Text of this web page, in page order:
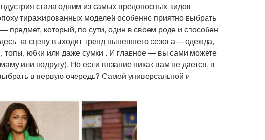
стала одним из самых вредоносных видов
тиражированных моделей особенно приятно выбрать
предмет, который, по сути, один в своем роде и способен
на сцену выходит тренд нынешнего сезона — одежда,
топы, юбки или даже сумки . И главное — вы сами можете
или подругу). Но если вязание никак вам не дается, в
в первую очередь? Самой универсальной и